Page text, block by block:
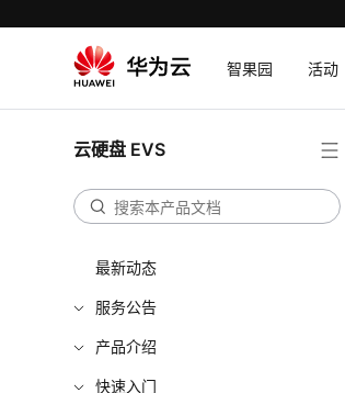
智果园 活动
云硬盘 EVS
最新动态
服务公告
产品介绍
快速入门